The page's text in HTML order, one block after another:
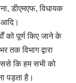
डीएमएफ, विधायक
आदि।
को पूर्ण किए जाने के
तक विभाग द्वारा
कि हम सभी को
पड़ता है।